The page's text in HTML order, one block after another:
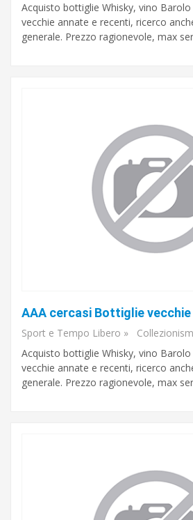
Acquisto bottiglie Whisky, vino
vecchie annate e recenti, ricerco
generale. Prezzo ragionevole, max
AAA cercasi Bottiglie
Sport e Tempo Libero »
Acquisto bottiglie Whisky, vino
vecchie annate e recenti, ricerco
generale. Prezzo ragionevole, max